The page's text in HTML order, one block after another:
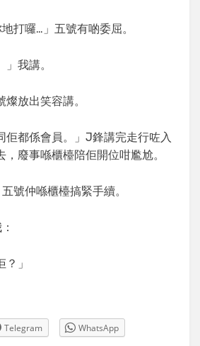
打囉…」五號有啲委屈。
」我講。
燦放出笑容講。
佢都係會員。」J鋒講完走行咗入
廢事喺櫃檯陪佢開位咁尷尬。
號仲喺櫃檯搞緊手續。
」
Telegram WhatsApp